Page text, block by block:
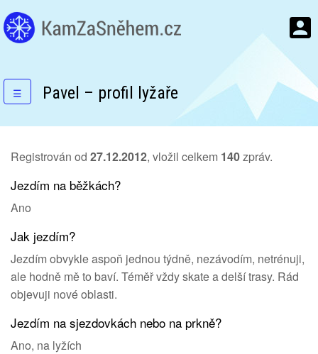
☰ Pavel – profil lyžaře
Registrován od 27.12.2012, vložil celkem 140zpráv.
Jezdím na běžkách?
Ano
Jak jezdím?
Jezdím obvykle aspoň jednou týdně, nezávodím, netrénuji,
ale hodně mě to baví. Téměř vždy skate a delší trasy. Rád
objevuji nové oblasti.
Jezdím na sjezdovkách nebo na prkně?
Ano, na lyžích